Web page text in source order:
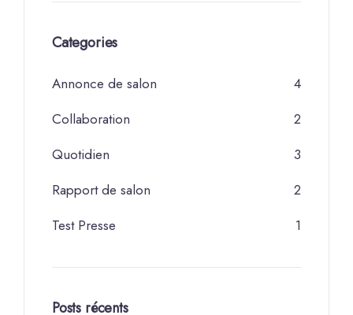
Categories
Annonce de salon
4
Collaboration
2
Quotidien
3
Rapport de salon
2
Test Presse
1
Posts récents